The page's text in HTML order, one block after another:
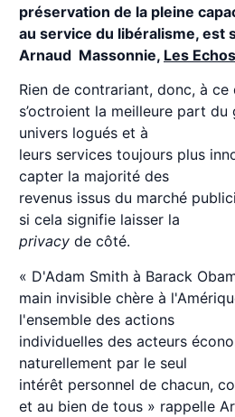
préservation de la pleine
au service du libéralisme, est
Arnaud Massonnie, Les Echos
Rien de contrariant, donc, à ce
s’octroient la meilleure part du
univers logués et à
leurs services toujours plus
capter la majorité des
revenus issus du marché
si cela signifie laisser la
privacy de côté.
« D'Adam Smith à Barack
main invisible chère à
l'ensemble des actions
individuelles des acteurs
naturellement par le seul
intérêt personnel de chacun,
et au bien de tous » rappelle